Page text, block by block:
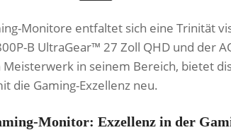
Monitore entfaltet sich eine Trinität
B UltraGear™ 27 Zoll QHD und der
in seinem Bereich, bietet
die Gaming-Exzellenz neu.
Monitor: Exzellenz in der